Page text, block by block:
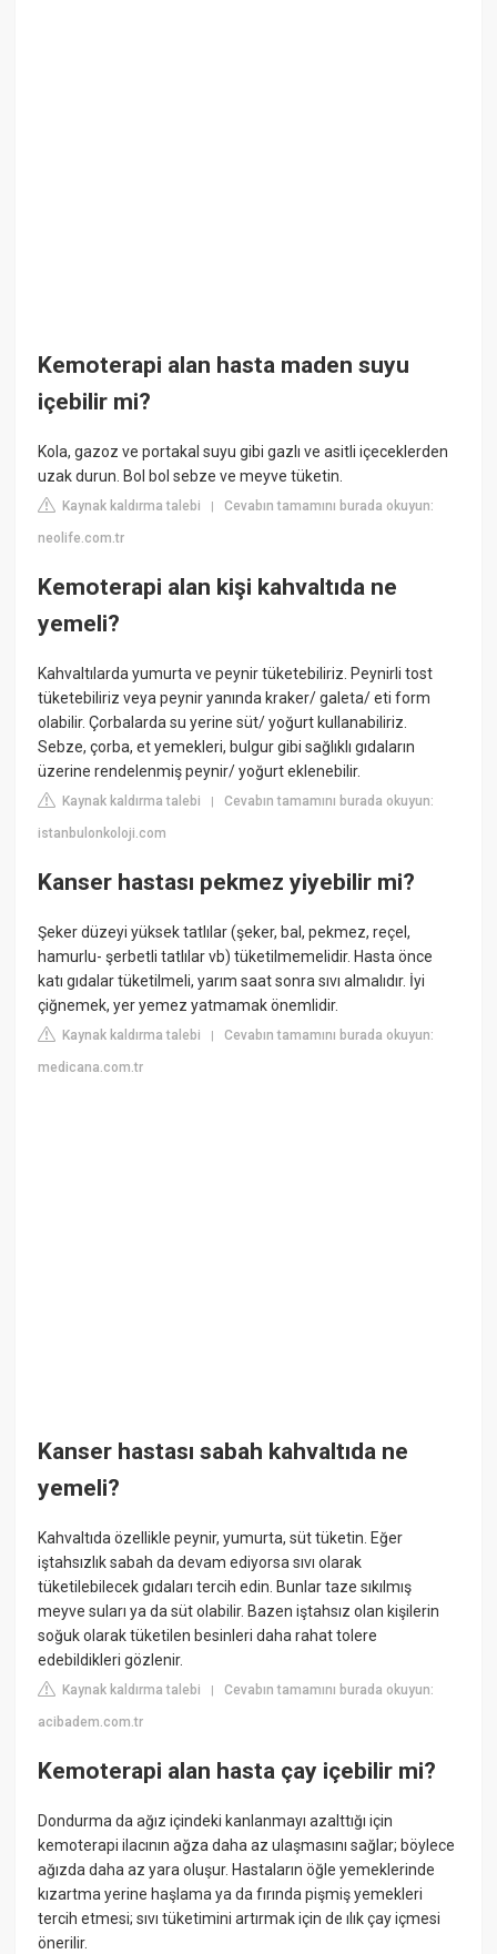
Kemoterapi alan hasta maden suyu
içebilir mi?
Kola, gazoz ve portakal suyu gibi gazlı ve asitli içeceklerden
uzak durun. Bol bol sebze ve meyve tüketin.
Kaynak kaldırma talebi |Cevabın tamamını burada okuyun:
neolife.com.tr
Kemoterapi alan kişi kahvaltıda ne
yemeli?
Kahvaltılarda yumurta ve peynir tüketebiliriz. Peynirli tost
tüketebiliriz veya peynir yanında kraker/ galeta/ eti form
olabilir. Çorbalarda su yerine süt/ yoğurt kullanabiliriz.
Sebze, çorba, et yemekleri, bulgur gibi sağlıklı gıdaların
üzerine rendelenmiş peynir/ yoğurt eklenebilir.
Kaynak kaldırma talebi |Cevabın tamamını burada okuyun:
istanbulonkoloji.com
Kanser hastası pekmez yiyebilir mi?
Şeker düzeyi yüksek tatlılar (şeker, bal, pekmez, reçel,
hamurlu- şerbetli tatlılar vb) tüketilmemelidir. Hasta önce
katı gıdalar tüketilmeli, yarım saat sonra sıvı almalıdır. İyi
çiğnemek, yer yemez yatmamak önemlidir.
Kaynak kaldırma talebi |Cevabın tamamını burada okuyun:
medicana.com.tr
Kanser hastası sabah kahvaltıda ne
yemeli?
Kahvaltıda özellikle peynir, yumurta, süt tüketin. Eğer
iştahsızlık sabah da devam ediyorsa sıvı olarak
tüketilebilecek gıdaları tercih edin. Bunlar taze sıkılmış
meyve suları ya da süt olabilir. Bazen iştahsız olan kişilerin
soğuk olarak tüketilen besinleri daha rahat tolere
edebildikleri gözlenir.
Kaynak kaldırma talebi |Cevabın tamamını burada okuyun:
acibadem.com.tr
Kemoterapi alan hasta çay içebilir mi?
Dondurma da ağız içindeki kanlanmayı azalttığı için
kemoterapi ilacının ağza daha az ulaşmasını sağlar; böylece
ağızda daha az yara oluşur. Hastaların öğle yemeklerinde
kızartma yerine haşlama ya da fırında pişmiş yemekleri
tercih etmesi; sıvı tüketimini artırmak için de ılık çay içmesi
önerilir.